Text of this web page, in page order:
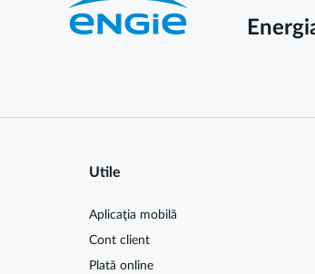
Utile
Aplicaţia mobilă
Cont client
Plată online